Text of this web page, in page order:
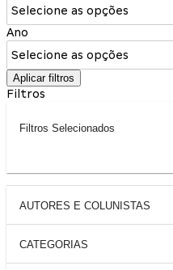
Selecione as opções
Ano
Selecione as opções
Aplicar filtros
Filtros
Filtros Selecionados
AUTORES E COLUNISTAS
CATEGORIAS